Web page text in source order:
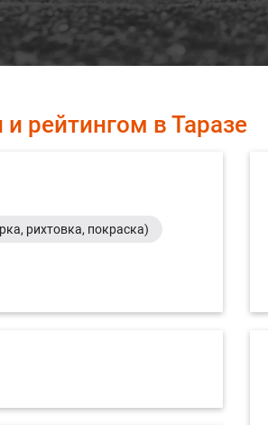
рейтингом в Таразе
рихтовка, покраска)